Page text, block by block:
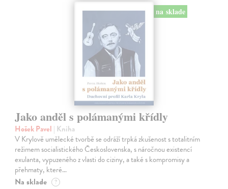
na sklade
Jako anděl s polámanými křídly
Hošek Pavel | Kniha
V Krylově umělecké tvorbě se odráží trpká zkušenost s totalitním
režimem socialistického Československa, s náročnou existencí
exulanta, vypuzeného z vlasti do ciziny, a také s kompromisy a
přehmaty, které…
Na sklade ?